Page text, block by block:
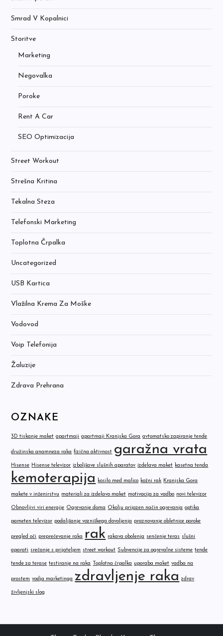
Smrad V Kopalnici
Storitve
Marketing
Negovalka
Poroke
Rent A Car
SEO Optimizacija
Street Workout
Strešna Kritina
Tekalna Steza
Telefonski Marketing
Toplotna Črpalka
Uncategorized
USB Kartica
Vlažilna Krema Za Moške
Vodovod
Voip Telefonija
Žaluzije
Zdrava Prehrana
OZNAKE
3D tiskanje maket apartmaji apartmaji Kranjska Gora avtomatsko zapiranje tende
družinska anamneza raka fizična aktivnost garažna vrata
Hisense Hisense televizor izboljšave slušnih aparatov izdelava maket kasetna tenda
kemoterapija kosilo med malico kožni rak Kranjska Gora
makete v inženirstvu materiali za izdelavo maket motivacija za vadbo novi televizor
Obnovljivi viri energije Ogrevanje doma Okolju prijazen način ogrevanja optika
pameten televizor podaljšanje vozniškega dovoljenja praznovanje obletnice poroke
pregled oči preprečevanje raka rak rakava obolenja senčenje teras slušni
aparati srečanje s prijateljem street workout Subvencije za ogrevalne sisteme tende
tende za terase testiranje na raka Toplotna črpalka uporaba maket vadba na
prostem vodja marketinga zdravljenje raka zdrav
življenjski slog